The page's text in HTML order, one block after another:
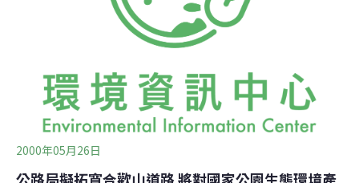
2000年05月26日
公路局擬拓寬合歡山道路 將對國家公園生態環境產